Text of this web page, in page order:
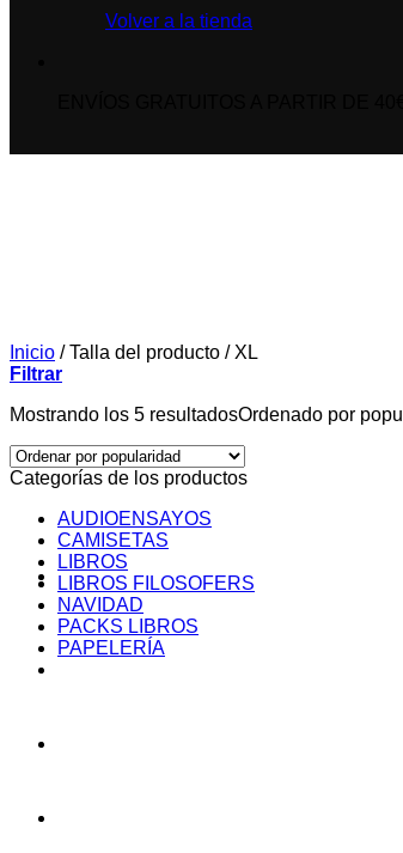
Volver a la tienda
Inicio /Talla del producto /XL
Filtrar
Mostrando los 5 resultadosOrdenado por
Categorías de los productos
AUDIOENSAYOS
CAMISETAS
LIBROS
LIBROS FILOSOFERS
NAVIDAD
PACKS LIBROS
PAPELERÍA